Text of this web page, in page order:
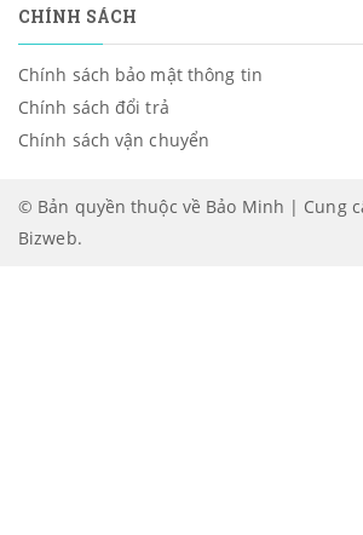
CHÍNH SÁCH
Chính sách bảo mật thông tin
Chính sách đổi trả
Chính sách vận chuyển
© Bản quyền thuộc về Bảo Minh | Cung
Bizweb.